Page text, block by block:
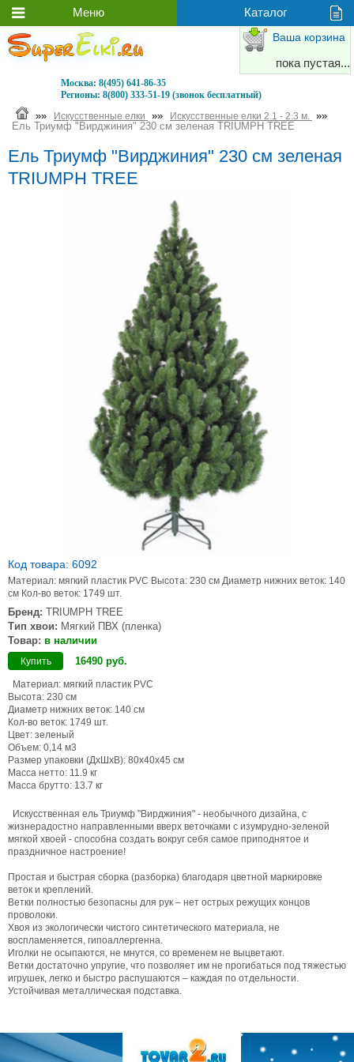
Москва: 8(495) 641-86-35
Регионы: 8(800) 333-51-19 (звонок бесплатный)
Ваша корзина
пока пустая...
»» Искусственные елки »» Искусственные елки 2.1 - 2.3 м. »»
Ель Триумф "Вирджиния" 230 см зеленая TRIUMPH TREE
Ель Триумф "Вирджиния" 230 см зеленая
TRIUMPH TREE
Код товара: 6092
Материал: мягкий пластик PVC Высота: 230 см Диаметр нижних веток: 140
см Кол-во веток: 1749 шт.
Бренд: TRIUMPH TREE
Тип хвои: Мягкий ПВХ (пленка)
Товар: в наличии
Купить 16490 руб.
Материал: мягкий пластик PVC
Высота: 230 см
Диаметр нижних веток: 140 см
Кол-во веток: 1749 шт.
Цвет: зеленый
Объем: 0,14 м3
Размер упаковки (ДхШхВ): 80х40х45 см
Масса нетто: 11.9 кг
Масса брутто: 13.7 кг
Искусственная ель Триумф "Вирджиния" - необычного дизайна, с
жизнерадостно направленными вверх веточками с изумрудно-зеленой
мягкой хвоей - способна создать вокруг себя самое приподнятое и
праздничное настроение!
Простая и быстрая сборка (разборка) благодаря цветной маркировке
веток и креплений.
Ветки полностью безопасны для рук – нет острых режущих концов
проволоки.
Хвоя из экологически чистого синтетического материала, не
воспламеняется, гипоаллергенна.
Иголки не осыпаются, не мнутся, со временем не выцветают.
Ветки достаточно упругие, что позволяет им не прогибаться под тяжестью
игрушек, легко и быстро распушаются – каждая по отдельности.
Устойчивая металлическая подставка.